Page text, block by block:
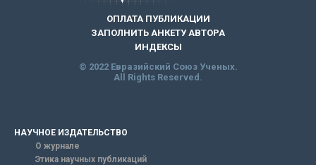
ОПЛАТА ПУБЛИКАЦИИ
ЗАПОЛНИТЬ АНКЕТУ АВТОРА
ИНДЕКСЫ
© 2022 Евразийский Союз Ученых.
All Rights Reserved.
НАУЧНОЕ ИЗДАТЕЛЬСТВО
О журнале
Этика научных публикаций